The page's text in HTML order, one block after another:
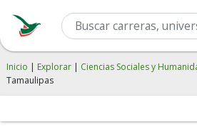
Inicio | Explorar | Ciencias Sociales y
Tamaulipas